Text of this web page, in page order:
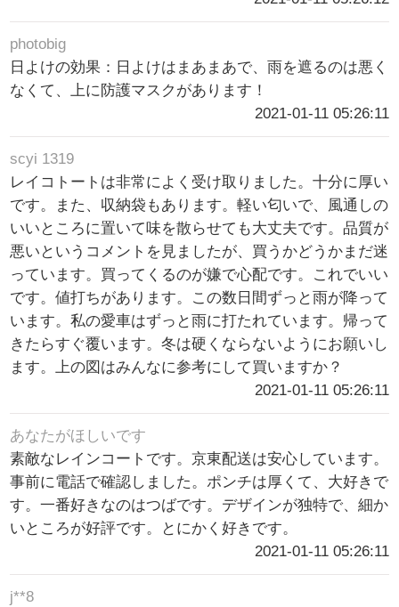
photobig
日よけの効果：日よけはまあまあで、雨を遮るのは悪く
なくて、上に防護マスクがあります！
2021-01-11 05:26:11
scyi 1319
レイコトートは非常によく受け取りました。十分に厚い
です。また、収納袋もあります。軽い匂いで、風通しの
いいところに置いて味を散らせても大丈夫です。品質が
悪いというコメントを見ましたが、買うかどうかまだ迷
っています。買ってくるのが嫌で心配です。これでいい
です。値打ちがあります。この数日間ずっと雨が降って
います。私の愛車はずっと雨に打たれています。帰って
きたらすぐ覆います。冬は硬くならないようにお願いし
ます。上の図はみんなに参考にして買いますか？
2021-01-11 05:26:11
あなたがほしいです
素敵なレインコートです。京東配送は安心しています。
事前に電話で確認しました。ポンチは厚くて、大好きで
す。一番好きなのはつばです。デザインが独特で、細か
いところが好評です。とにかく好きです。
2021-01-11 05:26:11
j**8